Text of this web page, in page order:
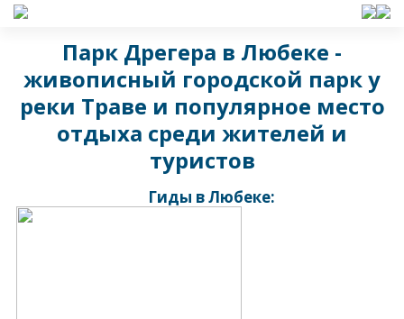
Парк Дрегера в Любеке -
живописный городской парк у
реки Траве и популярное место
отдыха среди жителей и
туристов
Гиды в Любеке: